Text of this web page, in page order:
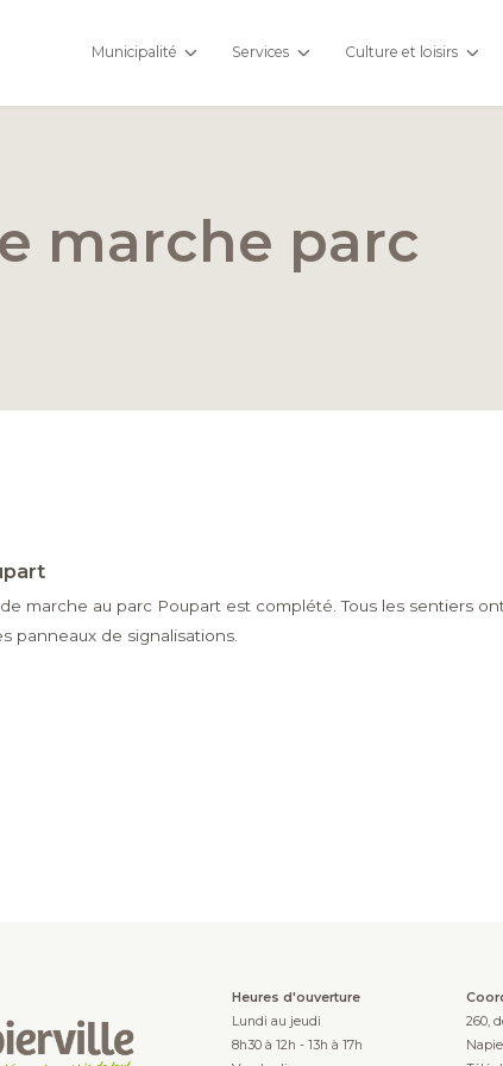
Municipalité Services Culture et loisirs
marche parc
marche au parc Poupart est complété. Tous les sentiers
panneaux de signalisations.
Heures d'ouverture
Lundi au jeudi
8h30 à 12h - 13h à 17h
260,